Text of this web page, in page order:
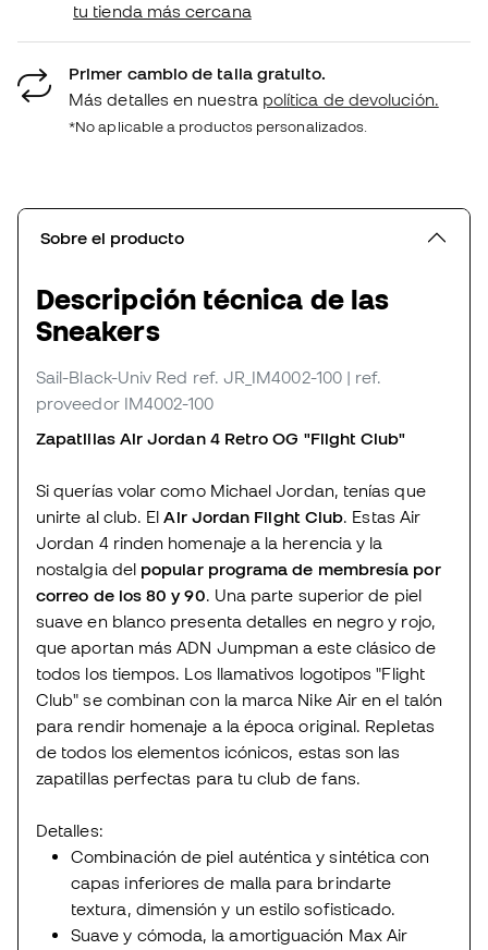
tu tienda más cercana
Primer cambio de talla gratuito.
Más detalles en nuestra política de devolución.
*No aplicable a productos personalizados.
Sobre el producto
Descripción técnica de las
Sneakers
Sail-Black-Univ Red ref. JR_IM4002-100 | ref.
proveedor IM4002-100
Zapatillas Air Jordan 4 Retro OG "Flight Club"
Si querías volar como Michael Jordan, tenías que
unirte al club. ElAir Jordan Flight Club. Estas Air
Jordan 4 rinden homenaje a la herencia y la
nostalgia del popular programa de membresía por
correo de los 80 y 90. Una parte superior de piel
suave en blanco presenta detalles en negro y rojo,
que aportan más ADN Jumpman a este clásico de
todos los tiempos. Los llamativos logotipos "Flight
Club" se combinan con la marca Nike Air en el talón
para rendir homenaje a la época original. Repletas
de todos los elementos icónicos, estas son las
zapatillas perfectas para tu club de fans.
Detalles:
Combinación de piel auténtica y sintética con
capas inferiores de malla para brindarte
textura, dimensión y un estilo sofisticado.
Suave y cómoda, la amortiguación Max Air